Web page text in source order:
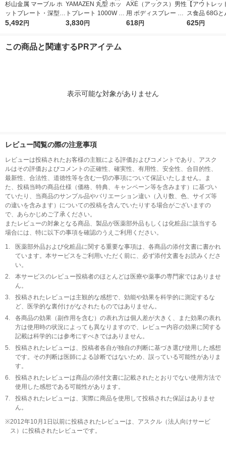
杉山金属 マーブル ホ
ットプレート・深型 K
S-2728 1個
5,492円
YAMAZEN 丸型 ホッ
トプレート 1000W 直
径約26cm 自立式フタ
3,830円
AXE（アックス）男性
用 ボディスプレー フ
レグランス キロ アク
618円
【アウトレッ
ス食品 68Gと
焼もろこしこ
625円
この商品と関連するPRアイテム
表示可能な対象がありません
レビュー閲覧の際の注意事項
レビューは投稿されたお客様の主観による評価およびコメントであり、アスク
ルはその評価およびコメントの正確性、確実性、有用性、安全性、合目的性、
最新性、合法性、道徳性等を含む一切の事項について保証いたしません。ま
た、投稿当時の商品仕様（価格、特典、キャンペーン等を含みます）に基づい
ていたり、当商品のサンプル品やバリエーション違い（入り数、色、サイズ等
の違いを含みます）についての投稿を含んでいたりする場合がございますの
で、あらかじめご了承ください。
またレビューの対象となる商品、製品が医薬部外品もしくは化粧品に該当する
場合には、特に以下の事項を確認のうえご利用ください。
1.
医薬部外品および化粧品に関する重要な事項は、各商品の添付文書に書かれ
ています。本サービスをご利用いただく前に、必ず添付文書をお読みくださ
い。
2.
本サービスのレビュー投稿者のほとんどは医療や薬事の専門家ではありませ
ん。
3.
投稿されたレビューは主観的な感想で、効能や効果を科学的に測定するな
ど、医学的な裏付けがなされたものではありません。
4.
各商品の効果（副作用を含む）の表れ方は個人差が大きく、また効果の表れ
方は使用時の状況によっても異なりますので、レビュー内容の効果に関する
記載は科学的には参考にすべきではありません。
5.
投稿されたレビューは、投稿者各自が独自の判断に基づき選び使用した感想
です。その判断は医師による診断ではないため、誤っている可能性がありま
す。
6.
投稿されたレビューは商品の添付文書に記載されたとおりでない使用方法で
使用した感想である可能性があります。
7.
投稿されたレビューは、実際に商品を使用して投稿された保証はありませ
ん。
※2012年10月1日以前に投稿されたレビューは、アスクル（法人向けサービ
ス）に投稿されたレビューです。